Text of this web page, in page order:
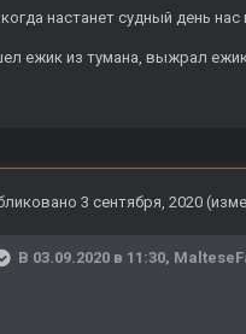
настанет судный день
ежик из тумана, выжрал ежик
3 сентября, 2020
В 03.09.2020 в 11:30,